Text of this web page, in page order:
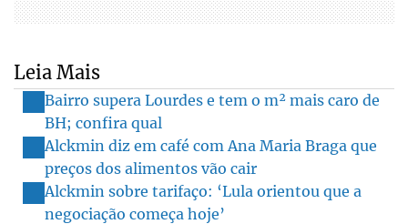
Leia Mais
Bairro supera Lourdes e tem o m² mais caro de
BH; confira qual
Alckmin diz em café com Ana Maria Braga que
preços dos alimentos vão cair
Alckmin sobre tarifaço: ‘Lula orientou que a
negociação começa hoje’